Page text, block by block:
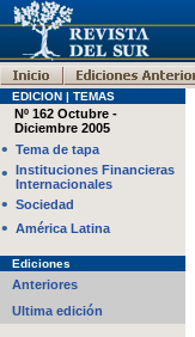
EDICION | TEMAS
Nº 162 Octubre -
Diciembre 2005
• Tema de tapa
• Instituciones Financieras
Internacionales
• Sociedad
• América Latina
Ediciones
Anteriores
Ultima edición